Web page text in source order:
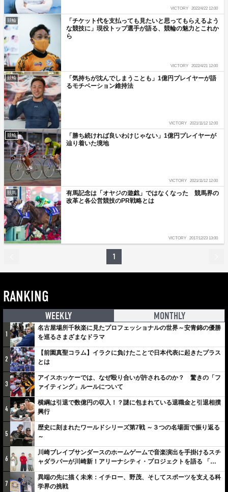
VICTORY 2022/4/22 12:00
競輪
「チケット代を支払っても見たいと思ってもらえるよう
な競技に」現役トップ選手が語る、競輪の魅力とこれか
ら
VICTORY 2022/4/21 12:00
競輪
「気持ちが沈んでしまうことも」1億円プレイヤーが語
るモチベーション維持法
VICTORY 2021/11/12 12:00
競輪
「勝ち続ければ良いわけじゃない」1億円プレイヤーが
辿り着いた境地
VICTORY 2021/11/12 12:00
競馬
有馬記念は「オヤジの遊戯」ではなくなった 競馬界の
改革と各公営競技のPR戦略とは
VICTORY 2017/12/23 13:00
1
RANKING
WEEKLY MONTHLY
1
名古屋場所千秋楽に見たプロフェッショナルの世界～安青錦の優勝
を巡るさまざまなドラマ
2
【前園真聖コラム】イラクに負けたことで日本代表に起きたプラス
とは
3
アイスホッケーでは、なぜ殴り合いが許されるのか？ 驚きの「フ
ァイティング」ルールについて
4
横綱は引退で数億円の収入！？謎に包まれている退職金と引退相撲
興行
5
歴史に刻まれたワールドシリーズ第7戦 ～３つの名場面で振り返る
～
6
川崎ブレイブサンダースのホームゲームで音楽演出を手掛けるスチ
ャダラパーが川崎新！アリーナシティ・プロジェクトを語る 「楽
しみでしかないでしょ。川崎は、ずっと成長曲線だから」
7
異端の先に描く未来：イチロー、野茂、そしてスポーツを支える科
学界の挑戦